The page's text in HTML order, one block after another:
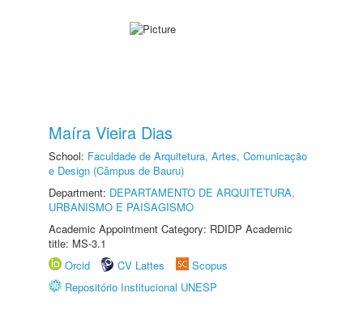
Maíra Vieira Dias
School: Faculdade de Arquitetura, Artes, Comunicação
e Design (Câmpus de Bauru)
Department: DEPARTAMENTO DE ARQUITETURA,
URBANISMO E PAISAGISMO
Academic Appointment Category: RDIDP Academic
title: MS-3.1
Orcid
CV Lattes
Scopus
Repositório Institucional UNESP